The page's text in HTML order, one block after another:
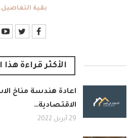
بقية
الأكثر قراءة
اعادة هندسة مناخ
الاقتصادية…
29 أبريل 2022